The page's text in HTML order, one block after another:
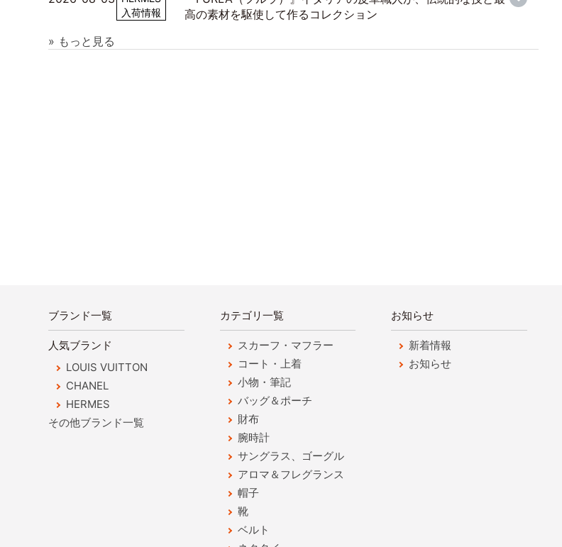
入荷情報
高の素材を駆使して作るコレクション
» もっと見る
ブランド一覧
人気ブランド
LOUIS VUITTON
CHANEL
HERMES
その他ブランド一覧
カテゴリ一覧
スカーフ・マフラー
コート・上着
小物・筆記
バッグ＆ポーチ
財布
腕時計
サングラス、ゴーグル
アロマ＆フレグランス
帽子
靴
ベルト
お知らせ
新着情報
お知らせ